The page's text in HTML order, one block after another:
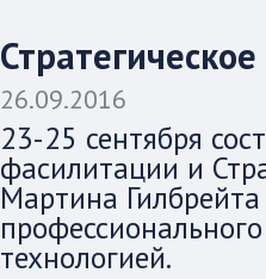
26.09.2016
23-25 сентября
фасилитации и
Мартина
технологией.